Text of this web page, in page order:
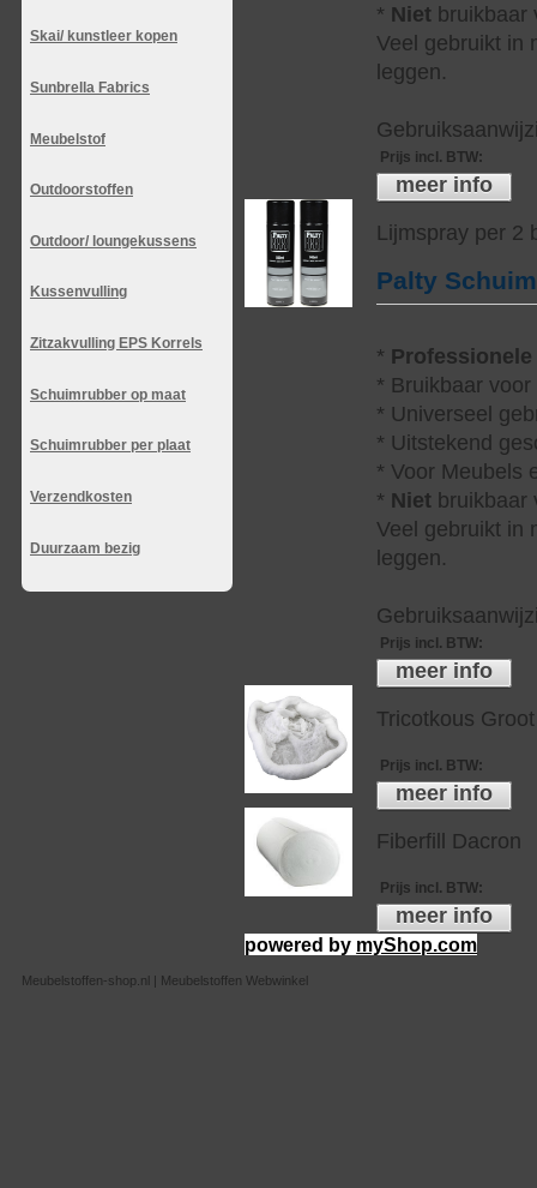
Skai/ kunstleer kopen
Sunbrella Fabrics
Meubelstof
Outdoorstoffen
Outdoor/ loungekussens
Kussenvulling
Zitzakvulling EPS Korrels
Schuimrubber op maat
Schuimrubber per plaat
Verzendkosten
Duurzaam bezig
* Niet bruikbaar
Veel gebruikt in
leggen.
Prijs incl. BTW:
meer info
Lijmspray per 2
Palty
* Professionele
* Bruikbaar
* Universeel
* Uitstekend
* Voor Meubels
* Niet bruikbaar
Veel gebruikt in
leggen.
Prijs incl. BTW:
meer info
Tricotkous Groot
Prijs incl. BTW:
meer info
Fiberfill Dacron
Prijs incl. BTW:
meer info
powered by myShop.com
Meubelstoffen-shop.nl | Meubelstoffen Webwinkel